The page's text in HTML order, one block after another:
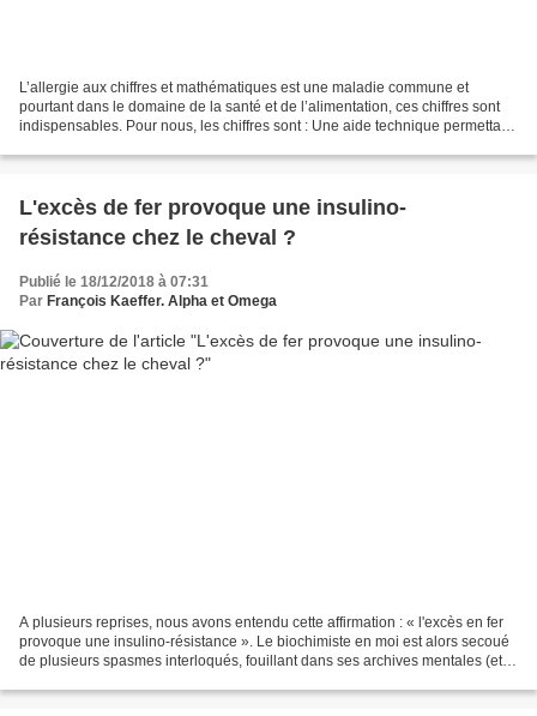
L’allergie aux chiffres et mathématiques est une maladie commune et
pourtant dans le domaine de la santé et de l’alimentation, ces chiffres sont
indispensables. Pour nous, les chiffres sont : Une aide technique permettant
L'excès de fer provoque une insulino-
résistance chez le cheval ?
Publié le 18/12/2018 à 07:31
Par François Kaeffer. Alpha et Omega
A plusieurs reprises, nous avons entendu cette affirmation : « l'excès en fer
provoque une insulino-résistance ». Le biochimiste en moi est alors secoué
de plusieurs spasmes interloqués, fouillant dans ses archives mentales (et